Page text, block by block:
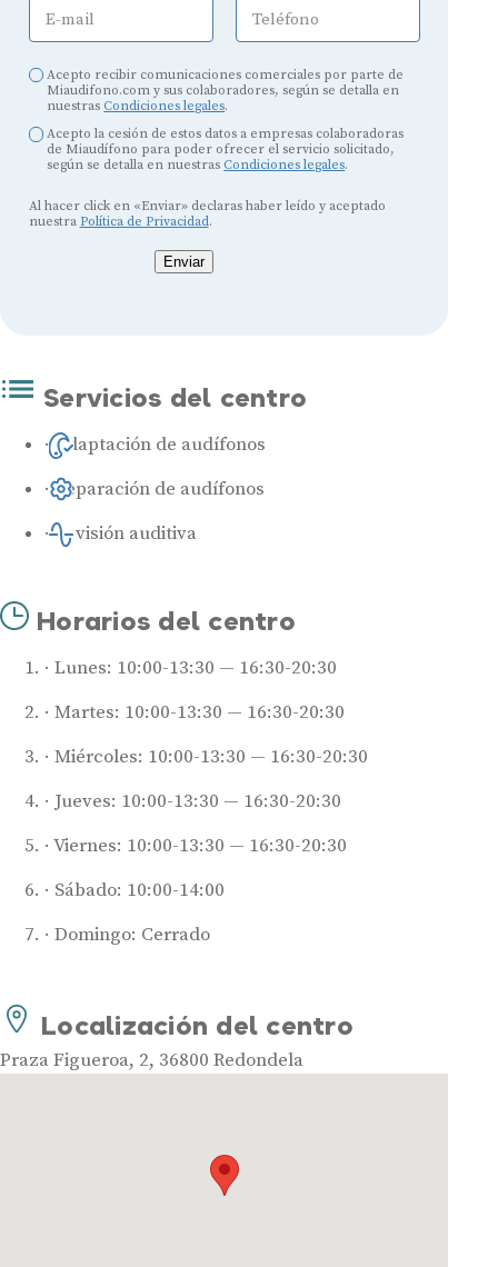
E-mail Teléfono
Acepto recibir comunicaciones comerciales por parte de
Miaudifono.com y sus colaboradores, según se detalla en
nuestras Condiciones legales.
Acepto la cesión de estos datos a empresas colaboradoras
de Miaudífono para poder ofrecer el servicio solicitado,
según se detalla en nuestras Condiciones legales.
Al hacer click en «Enviar» declaras haber leído y aceptado
nuestra Política de Privacidad.
Enviar
Servicios del centro
Adaptación de audífonos
Reparación de audífonos
Revisión auditiva
Horarios del centro
Lunes: 10:00-13:30 — 16:30-20:30
Martes: 10:00-13:30 — 16:30-20:30
Miércoles: 10:00-13:30 — 16:30-20:30
Jueves: 10:00-13:30 — 16:30-20:30
Viernes: 10:00-13:30 — 16:30-20:30
Sábado: 10:00-14:00
Domingo: Cerrado
Localización del centro
Praza Figueroa, 2, 36800 Redondela
Audífonos
Audífonos baratos
Audífonos invisibles
Audífonos potentes
Audífonos recargables